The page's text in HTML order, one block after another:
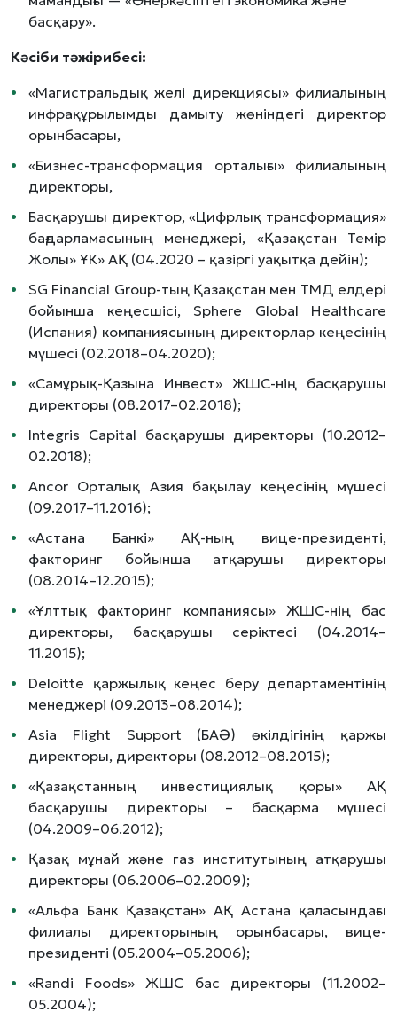
басқару».
Кәсіби тәжірибесі:
«Магистральдық желі дирекциясы» филиалының
инфрақұрылымды дамыту жөніндегі директор
орынбасары,
«Бизнес-трансформация орталығы» филиалының
директоры,
Басқарушы директор, «Цифрлық трансформация»
бағдарламасының менеджері, «Қазақстан Темір
Жолы» ҰК» АҚ (04.2020 – қазіргі уақытқа дейін);
SG Financial Group-тың Қазақстан мен ТМД елдері
бойынша кеңесшісі, Sphere Global Healthcare
(Испания) компаниясының директорлар кеңесінің
мүшесі (02.2018–04.2020);
«Самұрық-Қазына Инвест» ЖШС-нің басқарушы
директоры (08.2017–02.2018);
Integris Capital басқарушы директоры (10.2012–
02.2018);
Ancor Орталық Азия бақылау кеңесінің мүшесі
(09.2017–11.2016);
«Астана Банкі» АҚ-ның вице-президенті,
факторинг бойынша атқарушы директоры
(08.2014–12.2015);
«Ұлттық факторинг компаниясы» ЖШС-нің бас
директоры, басқарушы серіктесі (04.2014–
11.2015);
Deloitte қаржылық кеңес беру департаментінің
менеджері (09.2013–08.2014);
Asia Flight Support (БАӘ) өкілдігінің қаржы
директоры, директоры (08.2012–08.2015);
«Қазақстанның инвестициялық қоры» АҚ
басқарушы директоры – басқарма мүшесі
(04.2009–06.2012);
Қазақ мұнай және газ институтының атқарушы
директоры (06.2006–02.2009);
«Альфа Банк Қазақстан» АҚ Астана қаласындағы
филиалы директорының орынбасары, вице-
президенті (05.2004–05.2006);
«Randi Foods» ЖШС бас директоры (11.2002–
05.2004);